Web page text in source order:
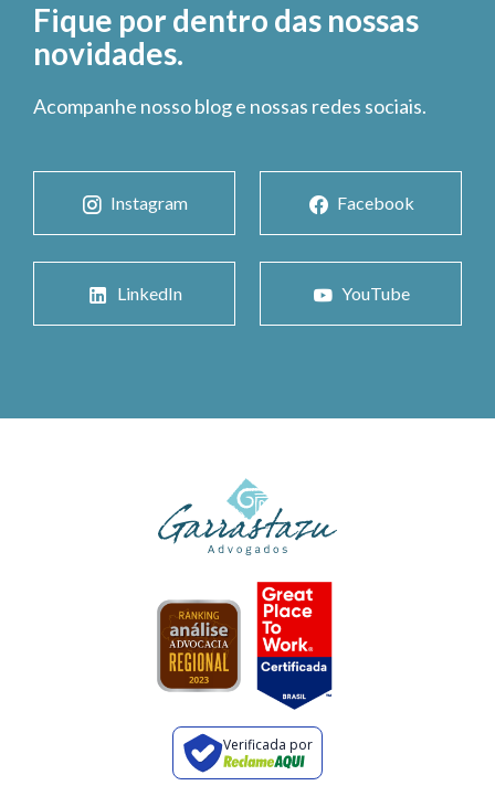
Fique por dentro das nossas
novidades.
Acompanhe nosso blog e nossas redes sociais.
Instagram Facebook
LinkedIn YouTube
Verificada por